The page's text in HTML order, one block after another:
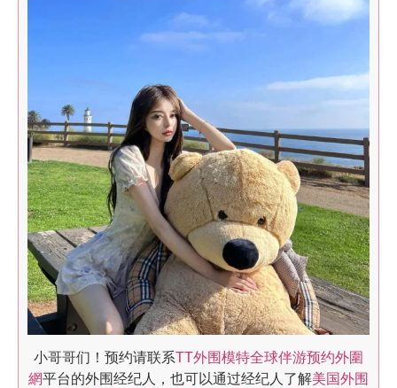
小哥哥们！预约请联系TT外围模特全球伴游预约外圍
網平台的外围经纪人，也可以通过经纪人了解美国外围